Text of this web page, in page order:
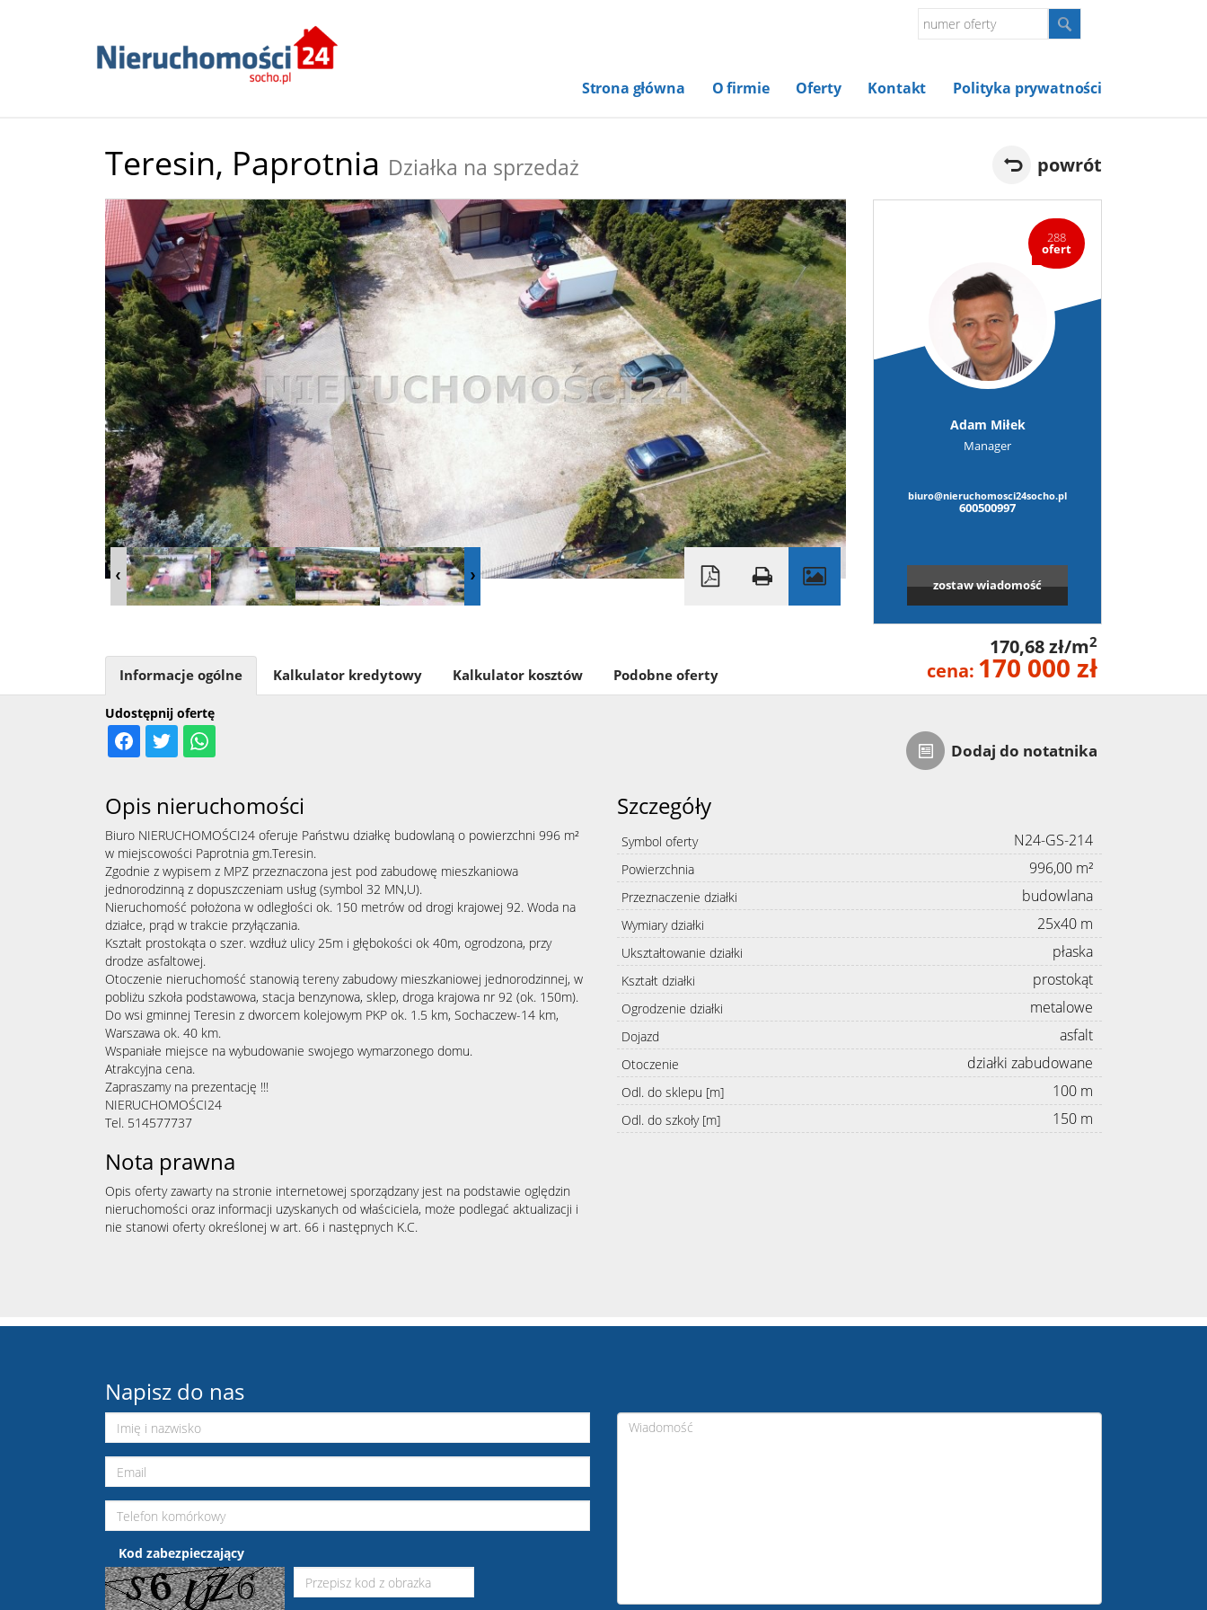
Strona główna O firmie Oferty Kontakt Polityka prywatności
Teresin, Paprotnia Działka na sprzedaż powrót
288
ofert
Adam Miłek
Manager
biuro@nieruchomosci24socho.pl
600500997
zostaw wiadomość
170,68 zł/m2
cena: 170 000 zł
Dodaj do notatnika
Udostępnij ofertę
Informacje ogólne Kalkulator kredytowy Kalkulator kosztów Podobne oferty
Opis nieruchomości
Biuro NIERUCHOMOŚCI24 oferuje Państwu działkę budowlaną o powierzchni 996 m²
w miejscowości Paprotnia gm.Teresin.
Zgodnie z wypisem z MPZ przeznaczona jest pod zabudowę mieszkaniowa
jednorodzinną z dopuszczeniam usług (symbol 32 MN,U).
Nieruchomość położona w odległości ok. 150 metrów od drogi krajowej 92. Woda na
działce, prąd w trakcie przyłączania.
Kształt prostokąta o szer. wzdłuż ulicy 25m i głębokości ok 40m, ogrodzona, przy
drodze asfaltowej.
Otoczenie nieruchomość stanowią tereny zabudowy mieszkaniowej jednorodzinnej, w
pobliżu szkoła podstawowa, stacja benzynowa, sklep, droga krajowa nr 92 (ok. 150m).
Do wsi gminnej Teresin z dworcem kolejowym PKP ok. 1.5 km, Sochaczew-14 km,
Warszawa ok. 40 km.
Wspaniałe miejsce na wybudowanie swojego wymarzonego domu.
Atrakcyjna cena.
Zapraszamy na prezentację !!!
NIERUCHOMOŚCI24
Tel. 514577737
Nota prawna
Opis oferty zawarty na stronie internetowej sporządzany jest na podstawie oględzin
nieruchomości oraz informacji uzyskanych od właściciela, może podlegać aktualizacji i
nie stanowi oferty określonej w art. 66 i następnych K.C.
Szczegóły
Symbol oferty N24-GS-214
Powierzchnia 996,00 m²
Przeznaczenie działki budowlana
Wymiary działki 25x40 m
Ukształtowanie działki płaska
Kształt działki prostokąt
Ogrodzenie działki metalowe
Dojazd asfalt
Otoczenie działki zabudowane
Odl. do sklepu [m] 100 m
Odl. do szkoły [m] 150 m
Napisz do nas
Kod zabezpieczający